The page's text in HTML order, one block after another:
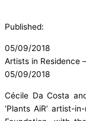
Published:
05/09/2018
Artists in Residence
05/09/2018
Cécile Da Costa
‘Plants AiR’ artist-